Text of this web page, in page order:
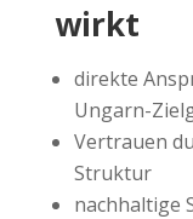
wirkt
direkte
Ungarn-
Vertrauen
Struktur
nachhaltige